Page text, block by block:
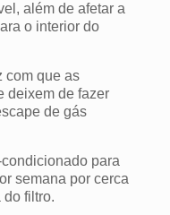
além de afetar a
o interior do
com que as
deixem de fazer
de gás
para
semana por cerca
do filtro.